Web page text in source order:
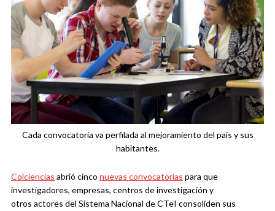
Cada convocatoria va perfilada al mejoramiento del país y sus
habitantes.
Colciencias abrió cinco nuevas convocatorias para que
investigadores, empresas, centros de investigación y
otros actores del Sistema Nacional de CTeI consoliden sus